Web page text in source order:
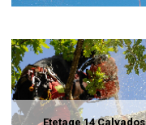
Etetage 14 Calvados